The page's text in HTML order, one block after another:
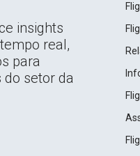
insights
real,
para
setor da